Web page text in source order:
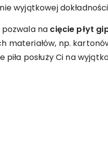
wyjątkowej
pozwala na cięcie płyt
materiałów, np.
piła posłuży Ci na